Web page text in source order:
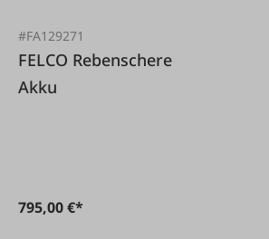
#FA129271
FELCO Rebenschere
Akku
795,00 €*